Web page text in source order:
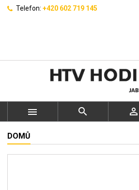
Telefon: +420 602 719 145
  
DOMŮ